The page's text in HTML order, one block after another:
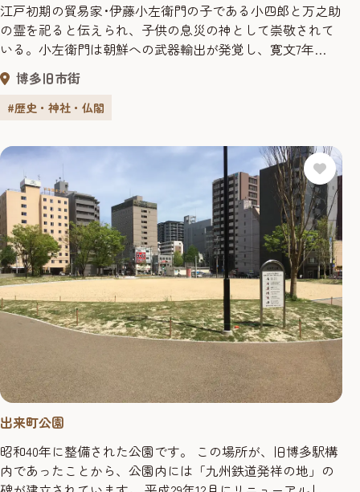
江戸初期の貿易家･伊藤小左衛門の子である小四郎と万之助
の霊を祀ると伝えられ、子供の息災の神として崇敬されて
いる。小左衛門は朝鮮への武器輸出が発覚し、寛文7年
（1667）長崎西坂で処刑され、その家族も連座して処刑さ
れた。人々は幼い子供の死を悼み祀ったという。しかしな
がら、藩主の信任の厚かった伊藤家への配慮か、母子3人は
博多旧市街
#歴史・神社・仏閣
出来町公園
昭和40年に整備された公園です。 この場所が、旧博多駅構
内であったことから、公園内には「九州鉄道発祥の地」の